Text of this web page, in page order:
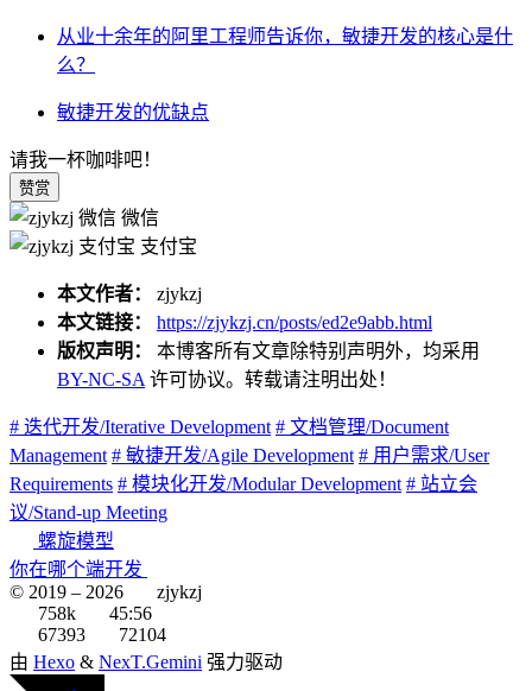
从业十余年的阿里工程师告诉你，敏捷开发的核心是什
么？
敏捷开发的优缺点
请我一杯咖啡吧！
赞赏
微信
支付宝
本文作者： zjykzj
本文链接：
https://zjykzj.cn/posts/ed2e9abb.html
版权声明： 本博客所有文章除特别声明外，均采用
BY-NC-SA 许可协议。转载请注明出处！
# 迭代开发/Iterative Development # 文档管理/Document
Management # 敏捷开发/Agile Development # 用户需求/User
Requirements # 模块化开发/Modular Development # 站立会
议/Stand-up Meeting
螺旋模型
你在哪个端开发
© 2019 – 2026
zjykzj
758k
45:56
67393
72104
由 Hexo & NexT.Gemini 强力驱动